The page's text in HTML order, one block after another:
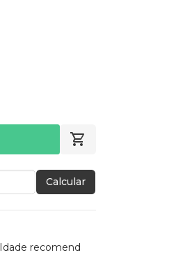
Calcular
Idade recomendada